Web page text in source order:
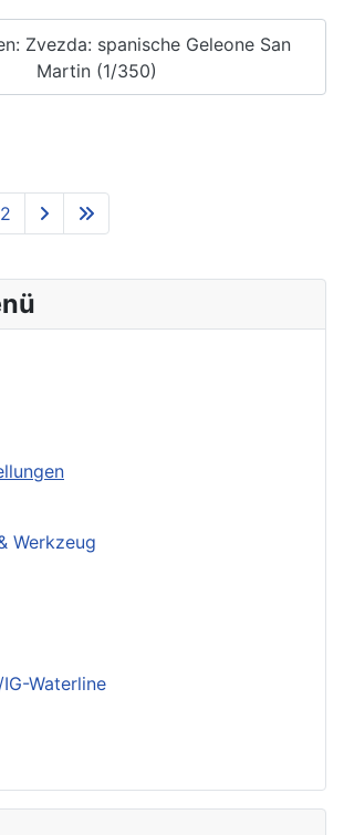
Werkzeug
Waterline
Zvezda: spanische Geleone San
Martin (1/350)
2